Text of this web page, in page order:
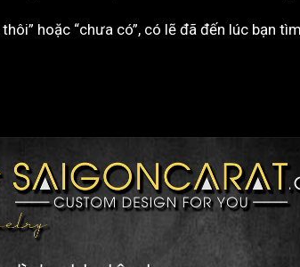
hoặc “chưa có”, có lẽ đã đến lúc bạn